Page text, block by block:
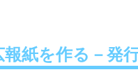
報紙を作る－